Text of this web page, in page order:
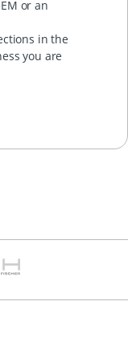
or an
in the
you are